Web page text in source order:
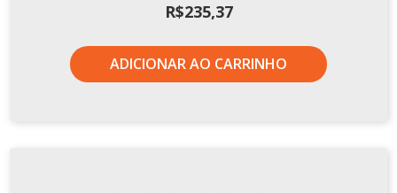
R$235,37
ADICIONAR AO CARRINHO